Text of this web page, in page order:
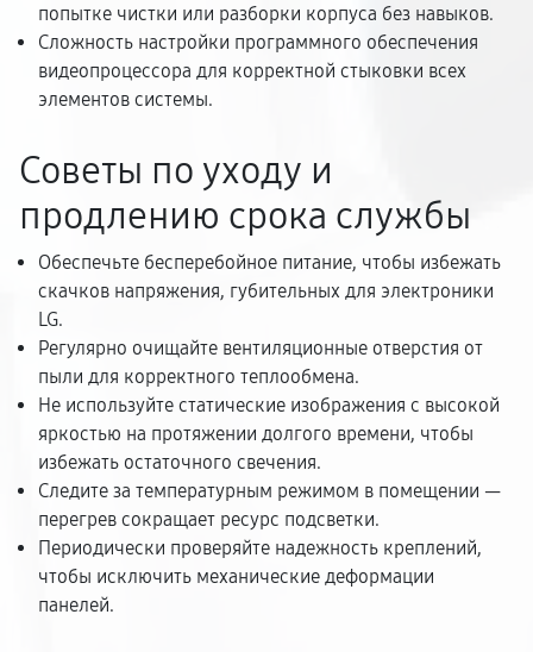
попытке чистки или разборки корпуса без навыков.
Сложность настройки программного обеспечения
видеопроцессора для корректной стыковки всех
элементов системы.
Советы по уходу и
продлению срока службы
Обеспечьте бесперебойное питание, чтобы избежать
скачков напряжения, губительных для электроники
LG.
Регулярно очищайте вентиляционные отверстия от
пыли для корректного теплообмена.
Не используйте статические изображения с высокой
яркостью на протяжении долгого времени, чтобы
избежать остаточного свечения.
Следите за температурным режимом в помещении —
перегрев сокращает ресурс подсветки.
Периодически проверяйте надежность креплений,
чтобы исключить механические деформации
панелей.